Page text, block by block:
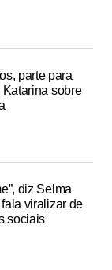
parte para
Katarina sobre
diz Selma
viralizar de
sociais